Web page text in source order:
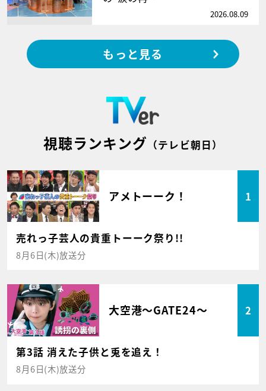
2026.08.09
もっと見る
視聴ランキング （テレビ朝日）
アメトーーク！ 1
売れっ子芸人の貴重トーーク祭り!!
8月6日(木)放送分
大空港～GATE24～ 2
第3話 消えた子供と兎を追え！
8月6日(木)放送分